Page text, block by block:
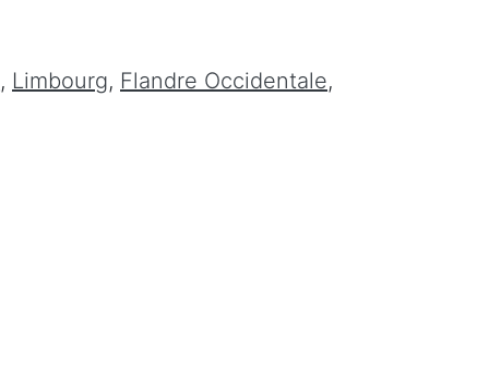
, Limbourg, Flandre Occidentale,